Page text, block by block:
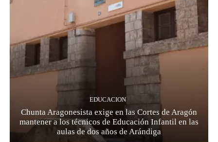
EDUCACION
Chunta Aragonesista exige en las Cortes de Aragón
mantener a los técnicos de Educación Infantil en las
aulas de dos años de Arándiga